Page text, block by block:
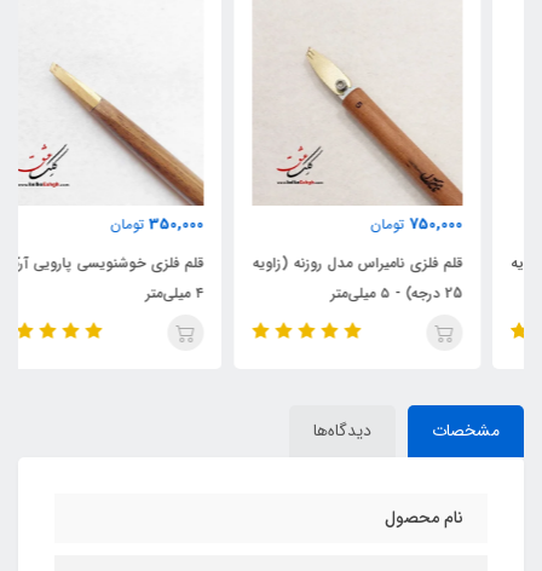
750,000 تومان
قلم فلزی نامیراس مدل روزنه (زاویه
350,000 تومان
قلم فلزی خوشنویسی پارویی آرکان
مشخصات دیدگاه‌ها
نام محصول